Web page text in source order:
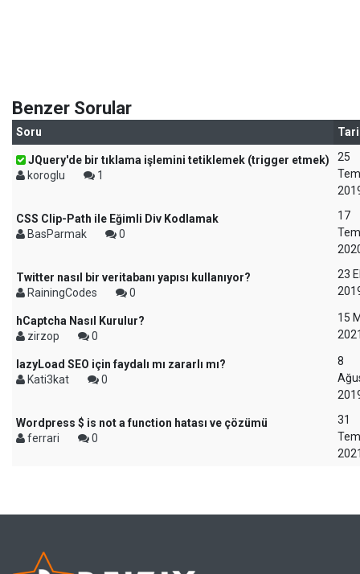
Benzer Sorular
Soru
JQuery'de bir tıklama işlemini tetiklemek (trigger etmek)
koroglu
1
25
CSS Clip-Path ile Eğimli Div Kodlamak
BasParmak
0
17
Twitter nasıl bir veritabanı yapısı kullanıyor?
RainingCodes
0
23
hCaptcha Nasıl Kurulur?
zirzop
0
15
lazyLoad SEO için faydalı mı zararlı mı?
Kati3kat
0
8
Wordpress $ is not a function hatası ve çözümü
ferrari
0
31